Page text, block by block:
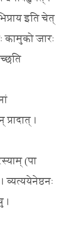
इति चेत्
कामुको जारः
।
(पा
।